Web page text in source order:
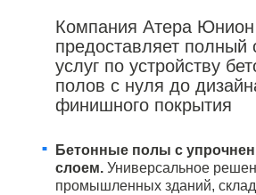
Компания Атера Юнион
предоставляет полный
услуг по устройству
полов с нуля до
финишного покрытия
Бетонные полы с
слоем.Универсальное
промышленных зданий,